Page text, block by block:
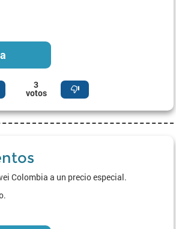
3
votos
Colombia a un precio especial.